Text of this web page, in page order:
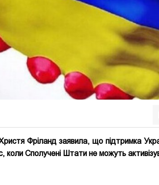
Христя Фріланд заявила, що підтримка
коли Сполучені Штати не можуть